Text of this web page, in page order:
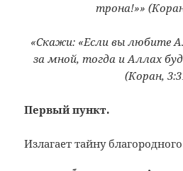
трона!»»
«Скажи: «Если вы любите
за мной, тогда и Аллах
(Коран,
Первый пункт.
Излагает тайну